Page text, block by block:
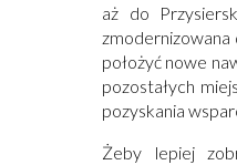
aż do
zmodernizowana
położyć nowe
pozostałych
pozyskania
Żeby lepiej